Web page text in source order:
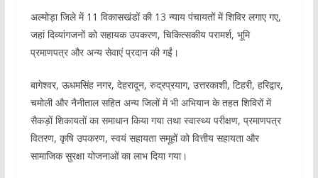
अल्मोड़ा जिले में 11 विकासखंडों की 13 न्याय पंचायतों में शिविर लगाए गए,
जहां दिव्यांगजनों को सहायक उपकरण, चिकित्सकीय परामर्श, भूमि
प्रमाणपत्र और अन्य सेवाएं प्रदान की गईं।
बागेश्वर, ऊधमसिंह नगर, देहरादून, रुद्रप्रयाग, उत्तरकाशी, टिहरी, हरिद्वार,
चमोली और नैनीताल सहित अन्य जिलों में भी अभियान के तहत शिविरों में
सैकड़ों शिकायतों का समाधान किया गया तथा स्वास्थ्य परीक्षण, प्रमाणपत्र
वितरण, कृषि उपकरण, स्वयं सहायता समूहों को वित्तीय सहायता और
सामाजिक सुरक्षा योजनाओं का लाभ दिया गया।